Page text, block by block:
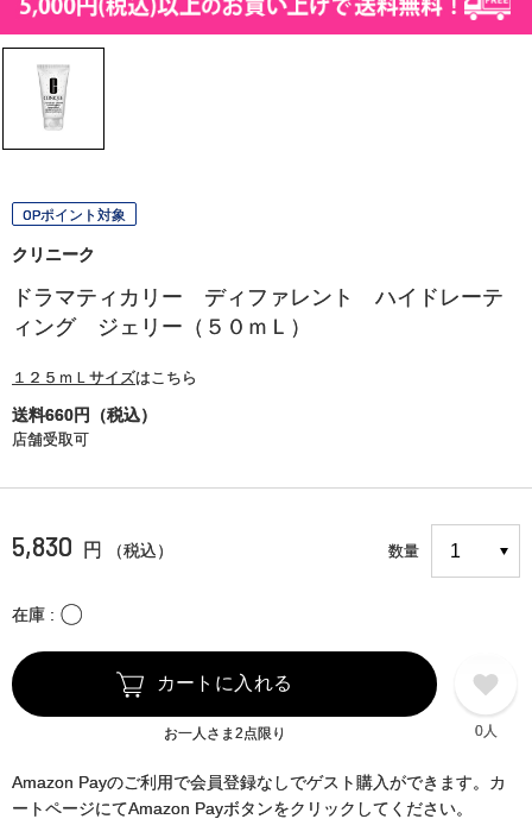
OPポイント対象
クリニーク
ドラマティカリー ディファレント ハイドレーテ
ィング ジェリー（５０ｍＬ）
１２５ｍＬサイズはこちら
送料660円（税込）
店舗受取可
5,830 円 （税込） 数量
在庫 〇
カートに入れる
お一人さま2点限り 0人
Amazon Payのご利用で会員登録なしでゲスト購入ができます。カ
ートページにてAmazon Payボタンをクリックしてください。